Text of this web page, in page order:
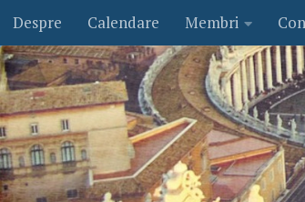
Skip to content
Despre Calendare Membri